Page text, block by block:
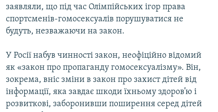
заявляли, що під час Олімпійських ігор права
спортсменів-гомосексуалів порушуватися не
будуть, незважаючи на закон.
У Росії набув чинності закон, неофіційно відомий
як «закон про пропаганду гомосексуалізму». Він,
зокрема, вніс зміни в закон про захист дітей від
інформації, яка завдає шкоди їхньому здоров’ю і
розвиткові, заборонивши поширення серед дітей